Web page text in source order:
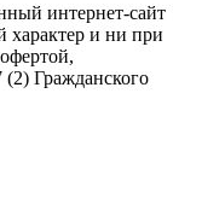
интернет-сайт
и ни при
Гражданского